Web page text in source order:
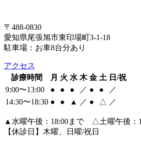
〒488-0830
愛知県尾張旭市東印場町3-1-18
駐車場：お車8台分あり
アクセス
診療時間
月 火 水 木 金 土 日/祝
9:00〜13:00
● ● ● ／ ● ●
／
14:30〜18:30 ● ● ▲ ／ ● △ ／
▲水曜午後：18:00まで △土曜午後：
【休診日】木曜、日曜/祝日